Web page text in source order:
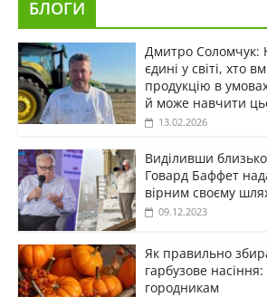
БЛОГИ
Дмитро Соломчук:
єдині у світі, хто
продукцію в
й може навчити
13.02.2026
Виділивши
Говард Баффет
вірним своєму
09.12.2023
Як правильно
гарбузове
городникам